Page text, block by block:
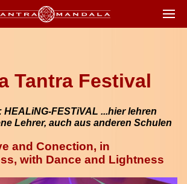
Tantra Festival
FESTiVAL ...hier lehren
Lehrer, auch aus anderen Schulen
and Conection, in
with Dance and Lightness